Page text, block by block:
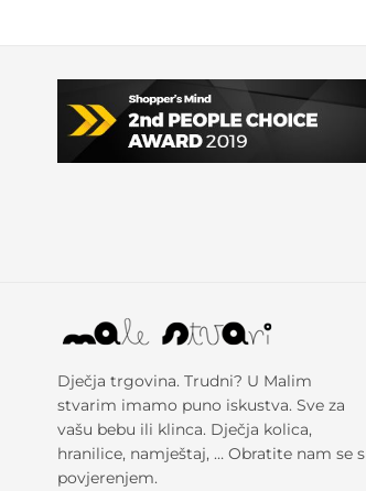
Dječja trgovina. Trudni? U Malim
stvarim imamo puno iskustva. Sve za
vašu bebu ili klinca. Dječja kolica,
hranilice, namještaj, … Obratite nam se s
povjerenjem.